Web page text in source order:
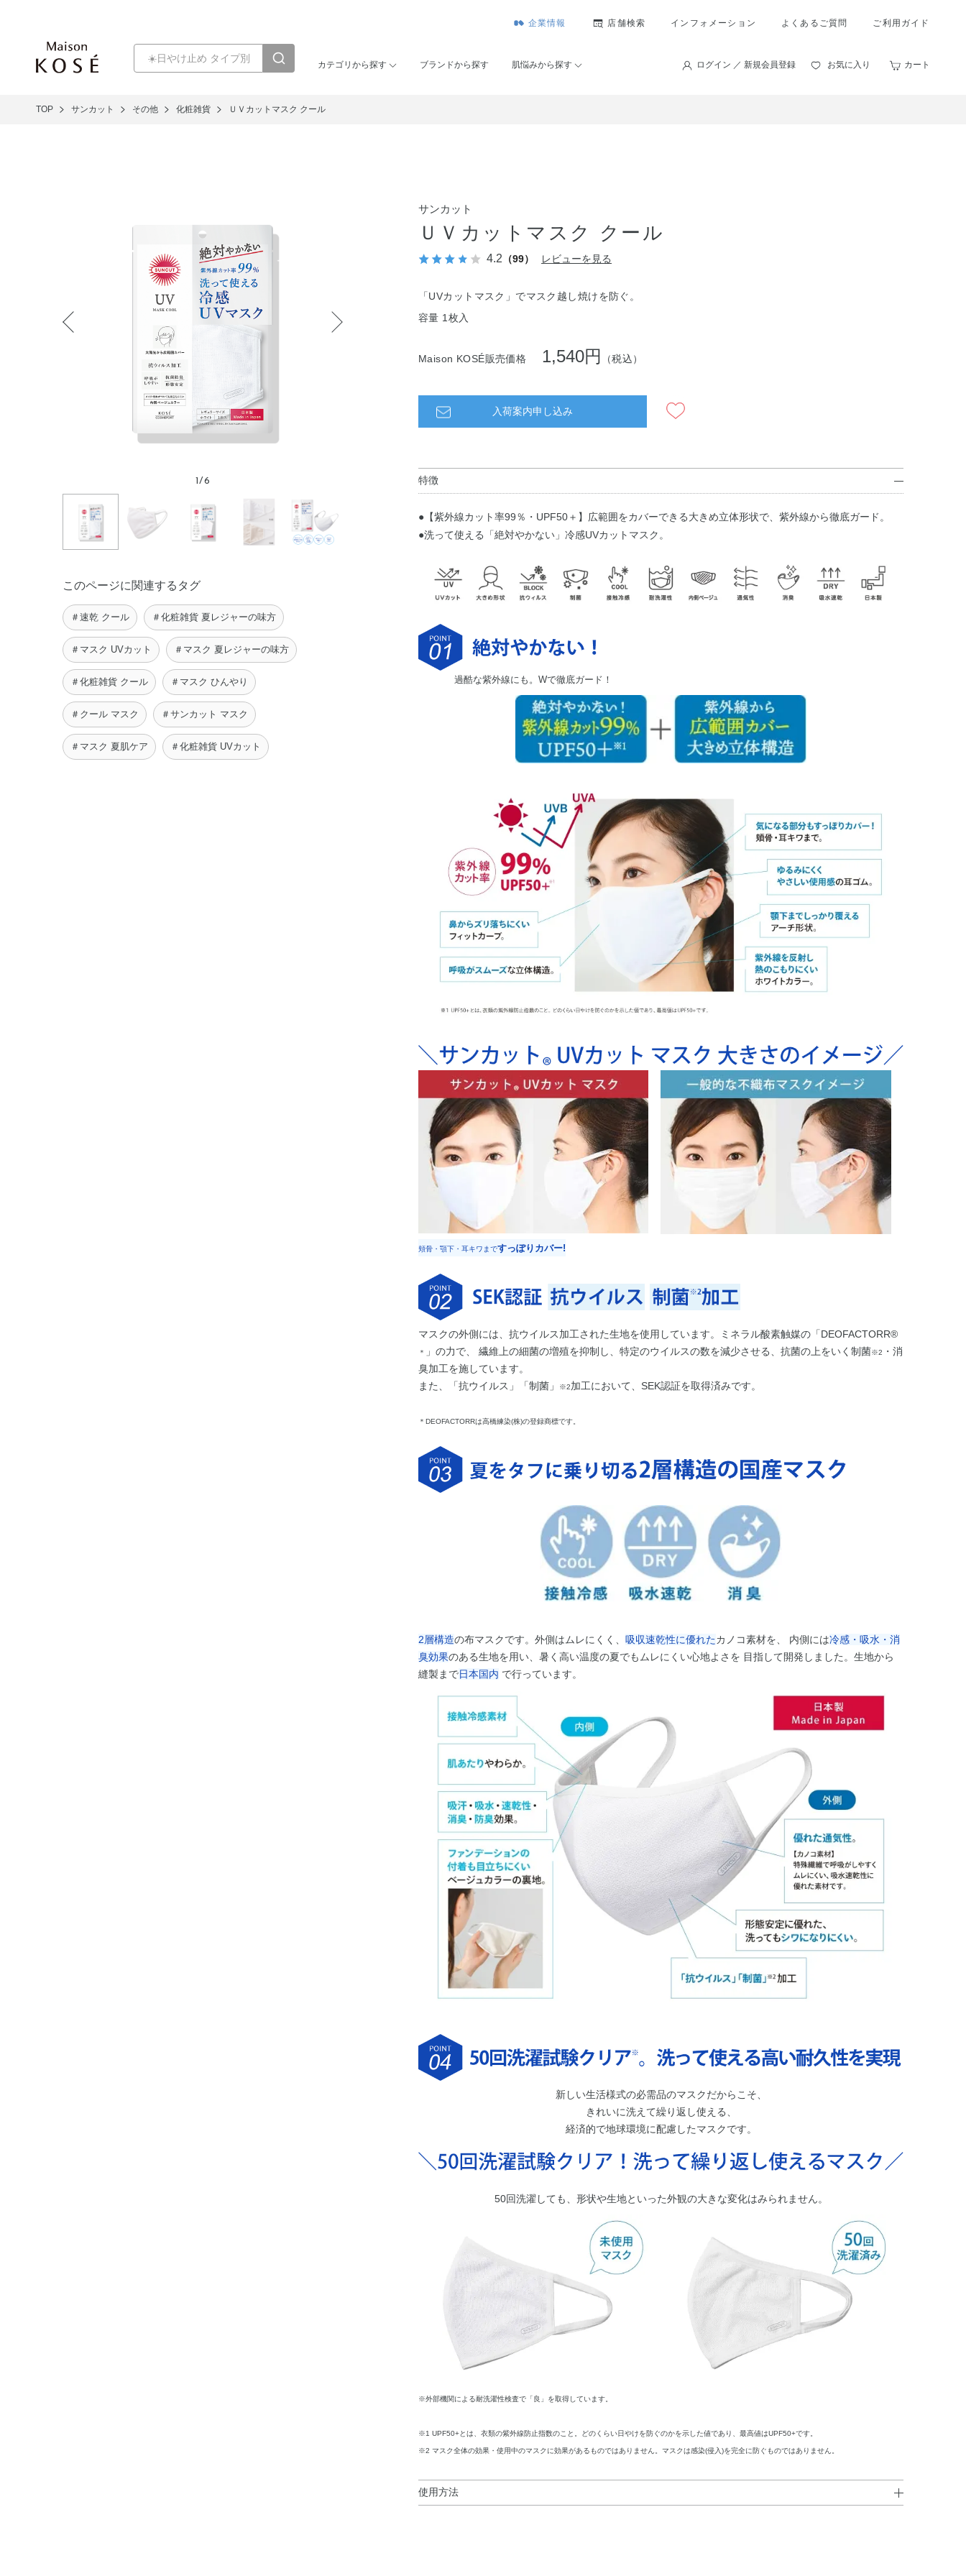
企業情報 店舗検索 インフォメーション よくあるご質問 ご利用ガイド
カテゴリから探す ブランドから探す 肌悩みから探す ログイン ／ 新規会員登録 お気に入り カート
TOP サンカット その他 化粧雑貨 ＵＶカットマスク クール
1/6
このページに関連するタグ
＃速乾 クール ＃化粧雑貨 夏レジャーの味方
＃マスク UVカット ＃マスク 夏レジャーの味方
＃化粧雑貨 クール ＃マスク ひんやり
＃クール マスク ＃サンカット マスク
＃マスク 夏肌ケア ＃化粧雑貨 UVカット
サンカット
ＵＶカットマスク クール
4.2 （99） レビューを見る
「UVカットマスク」でマスク越し焼けを防ぐ。
容量 1枚入
Maison KOSÉ販売価格 1,540円 （税込）
入荷案内申し込み
特徴
●【紫外線カット率99％・UPF50＋】広範囲をカバーできる大きめ立体形状で、紫外線から徹底ガード。
●洗って使える「絶対やかない」冷感UVカットマスク。
過酷な紫外線にも。Wで徹底ガード！
頬骨・顎下・耳キワまですっぽりカバー!
マスクの外側には、抗ウイルス加工された生地を使用しています。ミネラル酸素触媒の「DEOFACTORR®
＊ 」の力で、 繊維上の細菌の増殖を抑制し、特定のウイルスの数を減少させる、抗菌の上をいく制菌※2
・消
臭加工を施しています。
また、「抗ウイルス」「制菌」
※2加工において、SEK認証を取得済みです。
＊DEOFACTORRは高橋練染(株)の登録商標です。
2層構造の布マスクです。外側はムレにくく、 吸収速乾性に優れたカノコ素材を、 内側には冷感・吸水・消
臭効果のある生地を用い、暑く高い温度の夏でもムレにくい心地よさを 目指して開発しました。生地から
縫製まで日本国内 で行っています。
新しい生活様式の必需品のマスクだからこそ、
きれいに洗えて繰り返し使える、
経済的で地球環境に配慮したマスクです。
50回洗濯しても、形状や生地といった外観の大きな変化はみられません。
※外部機関による耐洗濯性検査で「良」を取得しています。
※1 UPF50+とは、衣類の紫外線防止指数のこと。どのくらい日やけを防ぐのかを示した値であり、最高値はUPF50+です。
※2 マスク全体の効果・使用中のマスクに効果があるものではありません。マスクは感染(侵入)を完全に防ぐものではありません。
使用方法